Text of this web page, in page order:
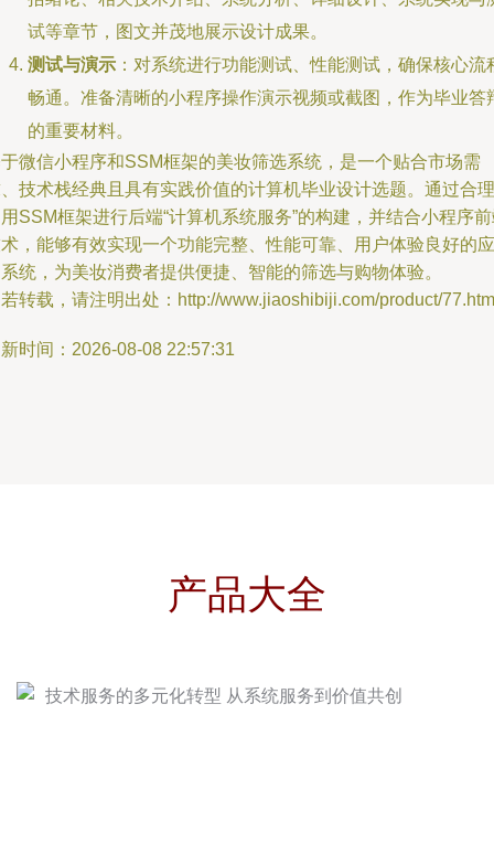
试等章节，图文并茂地展示设计成果。
测试与演示 ：对系统进行功能测试、性能测试，确保核心流
畅通。准备清晰的小程序操作演示视频或截图，作为毕业答
的重要材料。
微信小程序和SSM框架的美妆筛选系统，是一个贴合市场需
技术栈经典且具有实践价值的计算机毕业设计选题。通过合理
SSM框架进行后端“计算机系统服务”的构建，并结合小程序
，能够有效实现一个功能完整、性能可靠、用户体验良好的应
统，为美妆消费者提供便捷、智能的筛选与购物体验。
转载，请注明出处：http://www.jiaoshibiji.com/product/
时间：2026-08-08 22:57:31
产品大全